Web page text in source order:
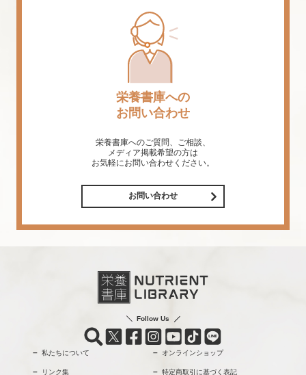
栄養書庫への
お問い合わせ
栄養書庫へのご質問、ご相談、
メディア掲載希望の方は
お気軽にお問い合わせください。
お問い合わせ
Follow Us
私たちについて オンラインショップ
リンク集 特定商取引に基づく表記